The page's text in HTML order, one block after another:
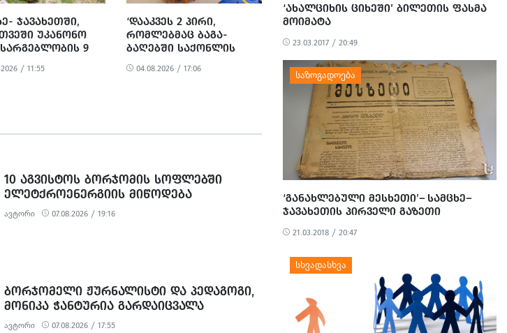
ᲯᲐᲕᲐᲮᲔᲗᲨᲘ,
ᲣᲙᲐᲜᲝᲜᲝ
9
ᲒᲐᲛᲝᲕᲚᲘᲜᲓᲐ
/ 11:55
‘ᲓᲐᲐᲙᲕᲔᲡ 2 ᲞᲘᲠᲘ,
ᲠᲝᲛᲚᲔᲑᲛᲐᲪ ᲑᲐᲒᲐ-
ᲑᲐᲦᲔᲑᲨᲘ ᲡᲐᲥᲝᲜᲚᲘᲡ
ᲮᲝᲠᲪᲘᲡ ᲜᲐᲪᲕᲚᲐᲓ,
ᲛᲝᲢᲧᲣᲔᲑᲘᲗ, ᲪᲮᲔᲜᲘᲡ
04.08.2026 / 17:06
10 ᲐᲒᲕᲘᲡᲢᲝᲡ ᲑᲝᲠᲯᲝᲛᲘᲡ ᲡᲝᲤᲚᲔᲑᲨᲘ
ᲔᲚᲔᲢᲥᲠᲝᲔᲜᲔᲠᲒᲘᲘᲡ ᲛᲘᲬᲝᲓᲔᲑᲐ
ᲨᲔᲘᲖᲦᲣᲓᲔᲑᲐ
ავტორი 07.08.2026 / 19:16
ᲑᲝᲠᲯᲝᲛᲔᲚᲘ ᲟᲣᲠᲜᲐᲚᲘᲡᲢᲘ ᲓᲐ ᲞᲔᲓᲐᲒᲝᲒᲘ,
ᲛᲝᲜᲘᲙᲐ ᲭᲐᲜᲢᲣᲠᲘᲐ ᲒᲐᲠᲓᲐᲘᲪᲕᲐᲚᲐ
ავტორი 07.08.2026 / 17:55
‘ᲐᲮᲐᲚᲪᲘᲮᲘᲡ ᲪᲘᲮᲔᲨᲘ’ ᲑᲘᲚᲔᲗᲘᲡ ᲤᲐᲡᲛᲐ
ᲛᲝᲘᲛᲐᲢᲐ
23.03.2017 / 20:49
‘ᲒᲐᲜᲐᲮᲚᲔᲑᲣᲚᲘ ᲛᲔᲡᲮᲔᲗᲘ’– ᲡᲐᲛᲪᲮᲔ–
ᲯᲐᲕᲐᲮᲔᲗᲘᲡ ᲞᲘᲠᲕᲔᲚᲘ ᲒᲐᲖᲔᲗᲘ
21.03.2018 / 20:47